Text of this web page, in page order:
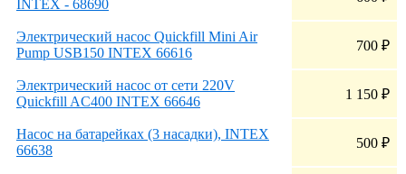
INTEX - 68690
Электрический насос Quickfill Mini Air
Pump USB150 INTEX 66616
700 ₽
Электрический насос от сети 220V
Quickfill AC400 INTEX 66646
1 150 ₽
Насос на батарейках (3 насадки), INTEX
66638
500 ₽